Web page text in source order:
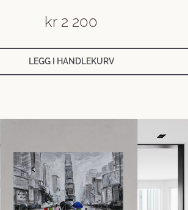
kr 2 200
LEGG I HANDLEKURV